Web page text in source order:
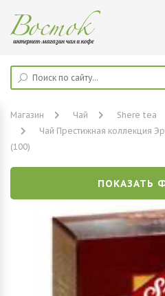
Магазин Чай Shere tea
Чай Престижная коллекция
(100)
ПОКАЗАТЬ